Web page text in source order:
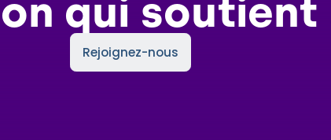
qui soutient
Rejoignez-nous